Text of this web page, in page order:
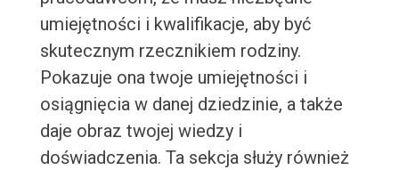
umiejętności i kwalifikacje, aby być
skutecznym rzecznikiem rodziny.
Pokazuje ona twoje umiejętności i
osiągnięcia w danej dziedzinie, a także
daje obraz twojej wiedzy i
doświadczenia. Ta sekcja służy również